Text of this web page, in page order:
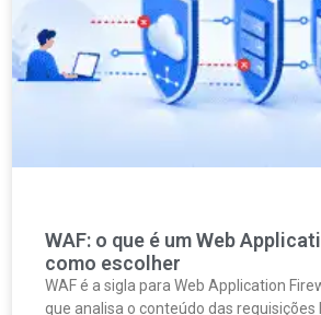
WAF: o que é um Web
como escolher
WAF é a sigla para Web Application
que analisa o conteúdo das requisições